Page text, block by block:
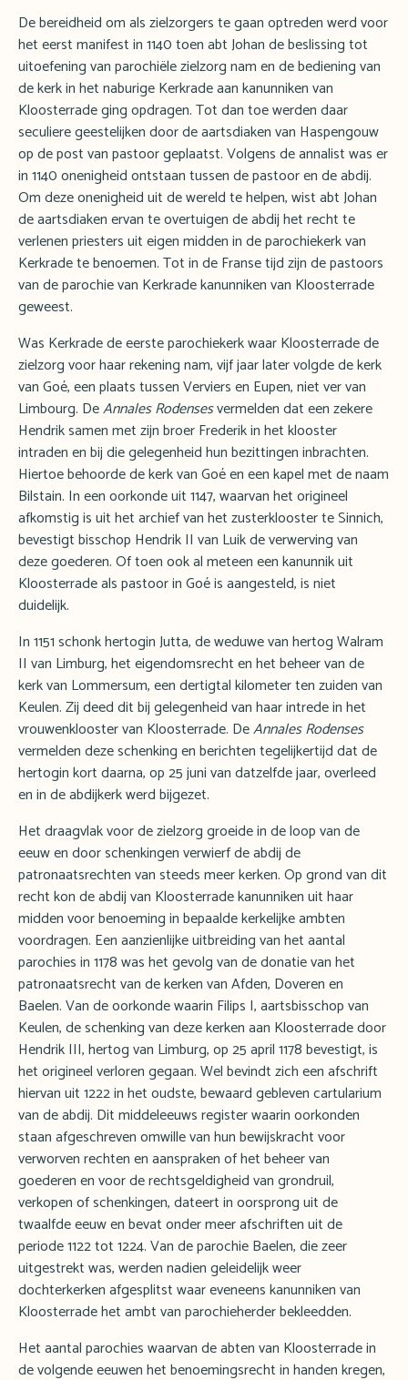
De bereidheid om als zielzorgers te gaan optreden werd voor
het eerst manifest in 1140 toen abt Johan de beslissing tot
uitoefening van parochiële zielzorg nam en de bediening van
de kerk in het naburige Kerkrade aan kanunniken van
Kloosterrade ging opdragen. Tot dan toe werden daar
seculiere geestelijken door de aartsdiaken van Haspengouw
op de post van pastoor geplaatst. Volgens de annalist was er
in 1140 onenigheid ontstaan tussen de pastoor en de abdij.
Om deze onenigheid uit de wereld te helpen, wist abt Johan
de aartsdiaken ervan te overtuigen de abdij het recht te
verlenen priesters uit eigen midden in de parochiekerk van
Kerkrade te benoemen. Tot in de Franse tijd zijn de pastoors
van de parochie van Kerkrade kanunniken van Kloosterrade
geweest.
Was Kerkrade de eerste parochiekerk waar Kloosterrade de
zielzorg voor haar rekening nam, vijf jaar later volgde de kerk
van Goé, een plaats tussen Verviers en Eupen, niet ver van
Limbourg. DeAnnales Rodensesvermelden dat een zekere
Hendrik samen met zijn broer Frederik in het klooster
intraden en bij die gelegenheid hun bezittingen inbrachten.
Hiertoe behoorde de kerk van Goé en een kapel met de naam
Bilstain. In een oorkonde uit 1147, waarvan het origineel
afkomstig is uit het archief van het zusterklooster te Sinnich,
bevestigt bisschop Hendrik II van Luik de verwerving van
deze goederen. Of toen ook al meteen een kanunnik uit
Kloosterrade als pastoor in Goé is aangesteld, is niet
duidelijk.
In 1151 schonk hertogin Jutta, de weduwe van hertog Walram
II van Limburg, het eigendomsrecht en het beheer van de
kerk van Lommersum, een dertigtal kilometer ten zuiden van
Keulen. Zij deed dit bij gelegenheid van haar intrede in het
vrouwenklooster van Kloosterrade. DeAnnales Rodenses
vermelden deze schenking en berichten tegelijkertijd dat de
hertogin kort daarna, op 25 juni van datzelfde jaar, overleed
en in de abdijkerk werd bijgezet.
Het draagvlak voor de zielzorg groeide in de loop van de
eeuw en door schenkingen verwierf de abdij de
patronaatsrechten van steeds meer kerken. Op grond van dit
recht kon de abdij van Kloosterrade kanunniken uit haar
midden voor benoeming in bepaalde kerkelijke ambten
voordragen. Een aanzienlijke uitbreiding van het aantal
parochies in 1178 was het gevolg van de donatie van het
patronaatsrecht van de kerken van Afden, Doveren en
Baelen. Van de oorkonde waarin Filips I, aartsbisschop van
Keulen, de schenking van deze kerken aan Kloosterrade door
Hendrik III, hertog van Limburg, op 25 april 1178 bevestigt, is
het origineel verloren gegaan. Wel bevindt zich een afschrift
hiervan uit 1222 in het oudste, bewaard gebleven cartularium
van de abdij. Dit middeleeuws register waarin oorkonden
staan afgeschreven omwille van hun bewijskracht voor
verworven rechten en aanspraken of het beheer van
goederen en voor de rechtsgeldigheid van grondruil,
verkopen of schenkingen, dateert in oorsprong uit de
twaalfde eeuw en bevat onder meer afschriften uit de
periode 1122 tot 1224. Van de parochie Baelen, die zeer
uitgestrekt was, werden nadien geleidelijk weer
dochterkerken afgesplitst waar eveneens kanunniken van
Kloosterrade het ambt van parochieherder bekleedden.
Het aantal parochies waarvan de abten van Kloosterrade in
de volgende eeuwen het benoemingsrecht in handen kregen,